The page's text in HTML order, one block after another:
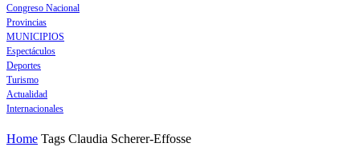
Congreso Nacional
Provincias
MUNICIPIOS
Espectáculos
Deportes
Turismo
Actualidad
Internacionales
Home Tags Claudia Scherer-Effosse